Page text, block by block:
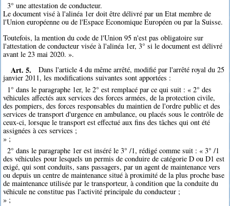
3° une attestation de conducteur.
Le document visé à l'alinéa 1er doit être délivré par un Etat membre de
l'Union européenne ou de l'Espace Economique Européen ou par la Suisse.
Toutefois, la mention du code de l'Union 95 n'est pas obligatoire sur
l'attestation de conducteur visée à l'alinéa 1er, 3° si le document est délivré
avant le 23 mai 2020. ».
Art. 5.
Dans l'article 4 du même arrêté, modifié par l'arrêté royal du 25
janvier 2011, les modifications suivantes sont apportées :
1° dans le paragraphe 1er, le 2° est remplacé par ce qui suit : « 2° des
véhicules affectés aux services des forces armées, de la protection civile,
des pompiers, des forces responsables du maintien de l'ordre public et des
services de transport d'urgence en ambulance, ou placés sous le contrôle de
ceux-ci, lorsque le transport est effectué aux fins des tâches qui ont été
assignées à ces services ;
» ;
2° dans le paragraphe 1er est inséré le 3° /1, rédigé comme suit : « 3° /1
des véhicules pour lesquels un permis de conduire de catégorie D ou D1 est
exigé, qui sont conduits, sans passagers, par un agent de maintenance vers
ou depuis un centre de maintenance situé à proximité de la plus proche base
de maintenance utilisée par le transporteur, à condition que la conduite du
véhicule ne constitue pas l'activité principale du conducteur ;
» ;